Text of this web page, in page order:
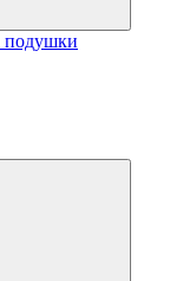
подушки